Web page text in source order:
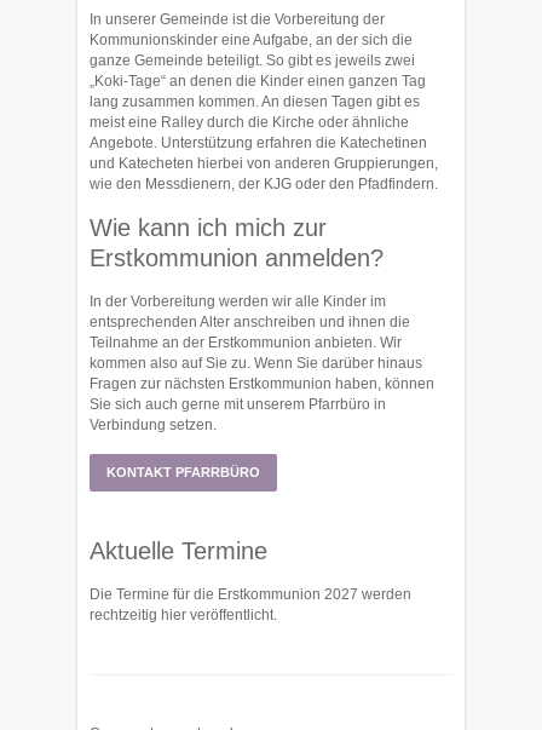
In unserer Gemeinde ist die Vorbereitung der
Kommunionskinder eine Aufgabe, an der sich die
ganze Gemeinde beteiligt. So gibt es jeweils zwei
„Koki-Tage“ an denen die Kinder einen ganzen Tag
lang zusammen kommen. An diesen Tagen gibt es
meist eine Ralley durch die Kirche oder ähnliche
Angebote. Unterstützung erfahren die Katechetinen
und Katecheten hierbei von anderen Gruppierungen,
wie den Messdienern, der KJG oder den Pfadfindern.
Wie kann ich mich zur
Erstkommunion anmelden?
In der Vorbereitung werden wir alle Kinder im
entsprechenden Alter anschreiben und ihnen die
Teilnahme an der Erstkommunion anbieten. Wir
kommen also auf Sie zu. Wenn Sie darüber hinaus
Fragen zur nächsten Erstkommunion haben, können
Sie sich auch gerne mit unserem Pfarrbüro in
Verbindung setzen.
KONTAKT PFARRBÜRO
Aktuelle Termine
Die Termine für die Erstkommunion 2027 werden
rechtzeitig hier veröffentlicht.